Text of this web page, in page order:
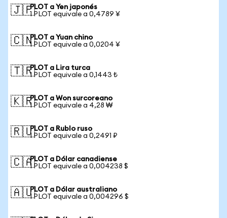
🇯🇵PLOT a Yen japonés
1 PLOT equivale a 0,4789 ¥
🇨🇳PLOT a Yuan chino
1 PLOT equivale a 0,0204 ¥
🇹🇷PLOT a Lira turca
1 PLOT equivale a 0,1443 ₺
🇰🇷PLOT a Won surcoreano
1 PLOT equivale a 4,28 ₩
🇷🇺PLOT a Rublo ruso
1 PLOT equivale a 0,2491 ₽
🇨🇦PLOT a Dólar canadiense
1 PLOT equivale a 0,004238 $
🇦🇺PLOT a Dólar australiano
1 PLOT equivale a 0,004296 $